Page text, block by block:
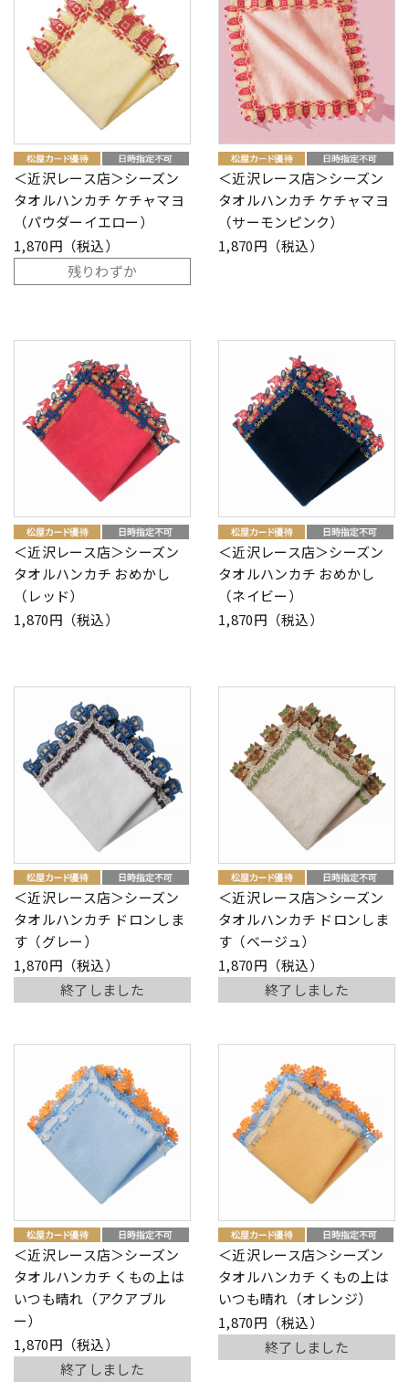
＜近沢レース店＞シーズン
タオルハンカチ ケチャマヨ
（パウダーイエロー）
1,870円（税込）
残りわずか
＜近沢レース店＞シーズン
タオルハンカチ ケチャマヨ
（サーモンピンク）
1,870円（税込）
＜近沢レース店＞シーズン
タオルハンカチ おめかし
（レッド）
1,870円（税込）
＜近沢レース店＞シーズン
タオルハンカチ おめかし
（ネイビー）
1,870円（税込）
＜近沢レース店＞シーズン
タオルハンカチ ドロンしま
す（グレー）
1,870円（税込）
終了しました
＜近沢レース店＞シーズン
タオルハンカチ ドロンしま
す（ベージュ）
1,870円（税込）
終了しました
＜近沢レース店＞シーズン
タオルハンカチ くもの上は
いつも晴れ（アクアブル
ー）
1,870円（税込）
終了しました
＜近沢レース店＞シーズン
タオルハンカチ くもの上は
いつも晴れ（オレンジ）
1,870円（税込）
終了しました